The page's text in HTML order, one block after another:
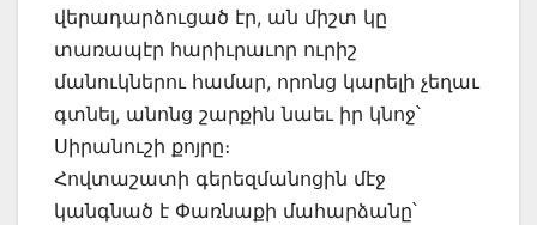
վերադարձուցած էր, ան միշտ կը
տառապէր հարիւրաւոր ուրիշ
մանուկներու համար, որոնց կարելի չեղաւ
գտնել, անոնց շարքին նաեւ իր կնոջ՝
Սիրանուշի քոյրը։
Հովտաշատի գերեզմանոցին մէջ
կանգնած է Փառնաքի մահարձանը՝